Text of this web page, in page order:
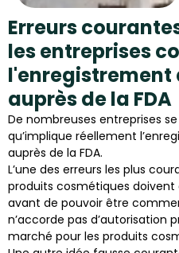
Erreurs
les entreprises
l'enregistrement
auprès de la FDA
De nombreuses entreprises
qu’implique réellement
auprès de la FDA.
L’une des erreurs les plus
produits cosmétiques doivent
avant de pouvoir être
n’accorde pas d’autorisation
marché pour les produits